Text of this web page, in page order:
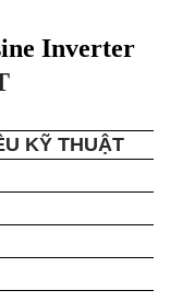
Inverter
KỸ THUẬT